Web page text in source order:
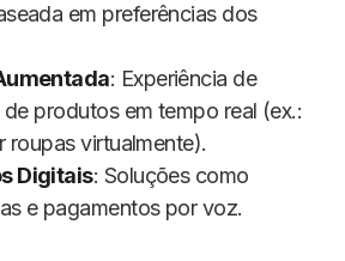
em preferências dos
: Experiência de
produtos em tempo real (ex.:
roupas virtualmente).
Digitais: Soluções como
e pagamentos por voz.